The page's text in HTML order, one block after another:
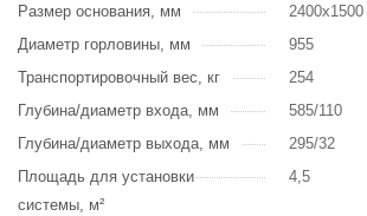
Размер основания, мм
2400х1500
Диаметр горловины, мм
955
Транспортировочный вес, кг
254
Глубина/диаметр входа, мм
585/110
Глубина/диаметр выхода, мм
295/32
Площадь для установки
системы, м²
4,5